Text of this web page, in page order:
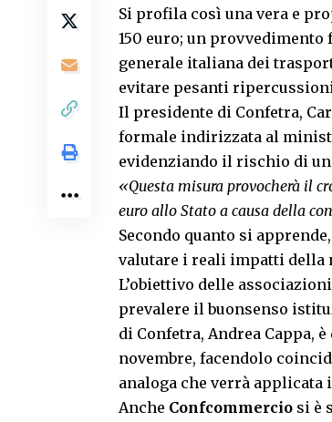
Si profila così una vera e
150 euro; un provvedimento
generale italiana dei
evitare pesanti
Il presidente di Confetra,
formale indirizzata al
evidenziando il rischio di
«Questa misura provocherà il
euro allo Stato a causa della
Secondo quanto si
valutare i reali impatti della
L’obiettivo delle
prevalere il buonsenso
di Confetra, Andrea Cappa,
novembre, facendolo
analoga che verrà applicata
Anche Confcommercio si è